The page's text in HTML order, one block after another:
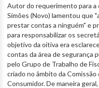
Autor do requerimento para
Simões (Novo) lamentou que
prestar contas a ninguém" e
para responsabilizar os
objetivo da oitiva era
contas da área de segurança
pelo Grupo de Trabalho de
criado no âmbito da
Consumidor. De maneira